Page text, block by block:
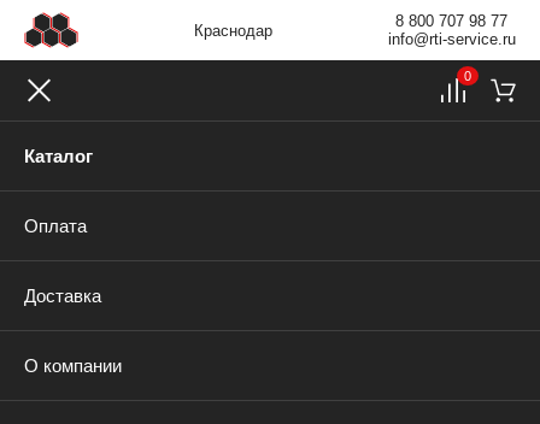
Краснодар
8 800 707 98 77
info@rti-service.ru
Каталог
Оплата
Доставка
О компании
0